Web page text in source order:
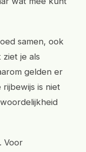
samen, ook
je als
gelden er
is niet
Voor